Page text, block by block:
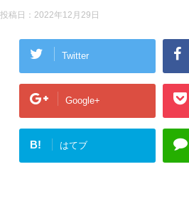
投稿日： 2022年12月29日
Twitter
Google+
B! はてブ